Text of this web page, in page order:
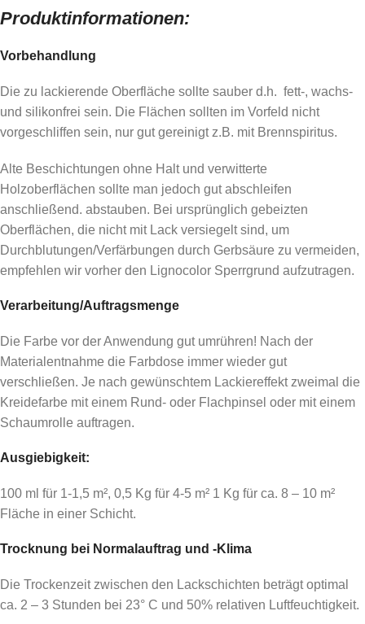
Produktinformationen:
Vorbehandlung
Die zu lackierende Oberfläche sollte sauber d.h. fett-, wachs-
und silikonfrei sein. Die Flächen sollten im Vorfeld nicht
vorgeschliffen sein, nur gut gereinigt z.B. mit Brennspiritus.
Alte Beschichtungen ohne Halt und verwitterte
Holzoberflächen sollte man jedoch gut abschleifen
anschließend. abstauben. Bei ursprünglich gebeizten
Oberflächen, die nicht mit Lack versiegelt sind, um
Durchblutungen/Verfärbungen durch Gerbsäure zu vermeiden,
empfehlen wir vorher den Lignocolor Sperrgrund aufzutragen.
Verarbeitung/Auftragsmenge
Die Farbe vor der Anwendung gut umrühren! Nach der
Materialentnahme die Farbdose immer wieder gut
verschließen. Je nach gewünschtem Lackiereffekt zweimal die
Kreidefarbe mit einem Rund- oder Flachpinsel oder mit einem
Schaumrolle auftragen.
Ausgiebigkeit:
100 ml für 1-1,5 m², 0,5 Kg für 4-5 m² 1 Kg für ca. 8 – 10 m²
Fläche in einer Schicht.
Trocknung bei Normalauftrag und -Klima
Die Trockenzeit zwischen den Lackschichten beträgt optimal
ca. 2 – 3 Stunden bei 23° C und 50% relativen Luftfeuchtigkeit.